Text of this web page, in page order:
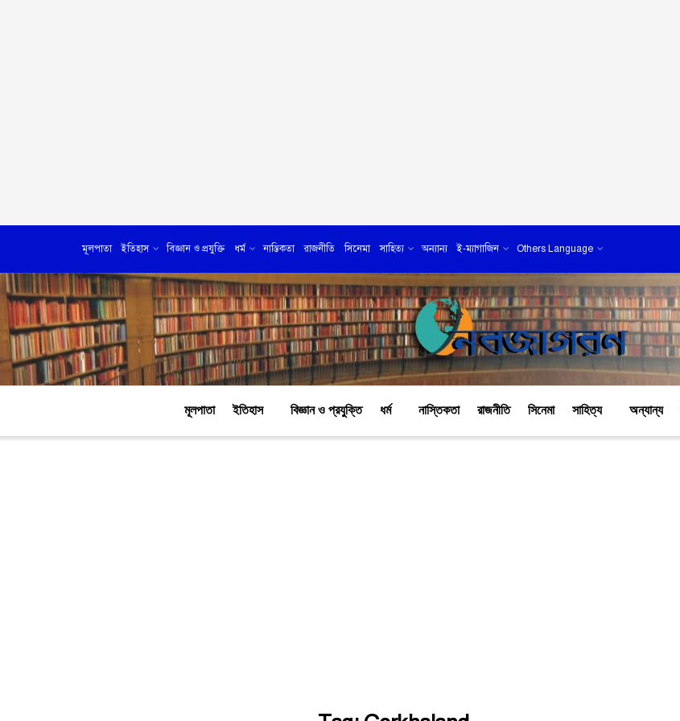
মূলপাতা ইতিহাস বিজ্ঞান ও প্রযুক্তি ধর্ম নাস্তিকতা রাজনীতি সিনেমা সাহিত্য অন্যান্য ই-ম্যাগাজিন Others Language
মূলপাতা ইতিহাস বিজ্ঞান ও প্রযুক্তি ধর্ম নাস্তিকতা রাজনীতি সিনেমা সাহিত্য অন্যান্য